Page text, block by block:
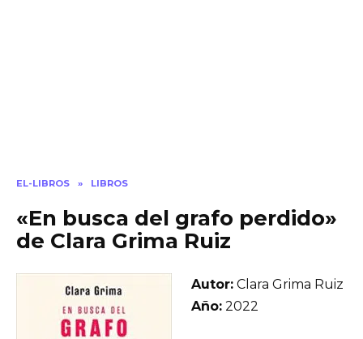
EL-LIBROS » LIBROS
«En busca del grafo perdido»
de Clara Grima Ruiz
Autor: Clara Grima Ruiz
Año: 2022